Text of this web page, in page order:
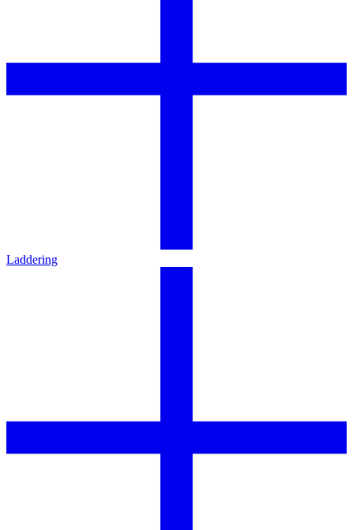
Laddering